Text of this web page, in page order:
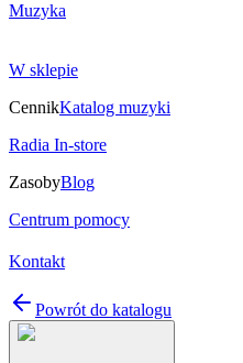
Muzyka
W sklepie
CennikKatalog muzyki
Radia In-store
ZasobyBlog
Centrum pomocy
Kontakt
Powrót do katalogu